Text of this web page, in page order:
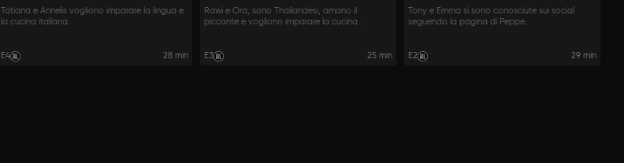
Tatiana e Annelis vogliono imparare la lingua e
la cucina italiana.
E4 28 min
Rawi e Ora, sono Thailandesi, amano il
piccante e vogliono imparare la cucina
E3 25 min
Tony e Emma si sono conosciute sui social
seguendo la pagina di Peppe.
E2 29 min